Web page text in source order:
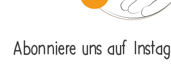
Abonniere uns auf